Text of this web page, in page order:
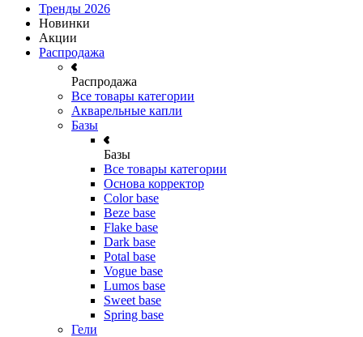
Тренды 2026
Новинки
Акции
Распродажа
Распродажа
Все товары категории
Акварельные капли
Базы
Базы
Все товары категории
Основа корректор
Color base
Beze base
Flake base
Dark base
Potal base
Vogue base
Lumos base
Sweet base
Spring base
Гели